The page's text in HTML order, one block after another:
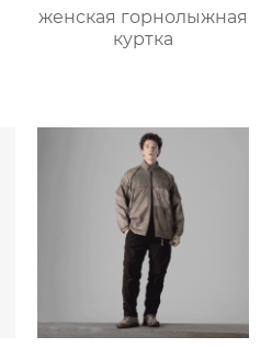
женская горнолыжная
куртка